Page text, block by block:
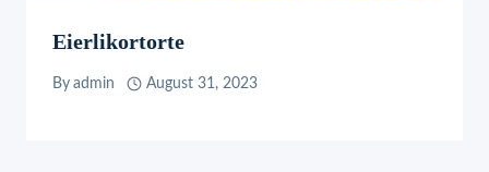
Eierlikortorte
By admin August 31, 2023